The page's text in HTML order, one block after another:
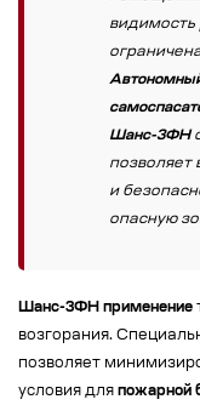
видимость
Шанс-3ФН
позволяет
и
опасную
Шанс-3ФН применение
возгорания.
позволяет
условия для пожарной